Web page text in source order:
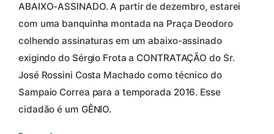
ABAIXO-ASSINADO. A partir de dezembro, estarei
com uma banquinha montada na Praça Deodoro
colhendo assinaturas em um abaixo-assinado
exigindo do Sérgio Frota a CONTRATAÇÃO do Sr.
José Rossini Costa Machado como técnico do
Sampaio Correa para a temporada 2016. Esse
cidadão é um GÊNIO.